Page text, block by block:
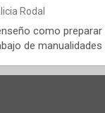
Rodal
como preparar
de manualidades